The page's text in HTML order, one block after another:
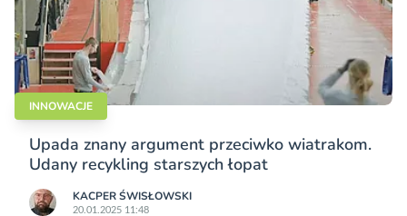
INNOWACJE
Upada znany argument przeciwko wiatrakom.
Udany recykling starszych łopat
KACPER ŚWISŁO­WSKI
20.01.2025 11:48